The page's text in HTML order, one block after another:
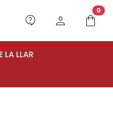
contact_support person shopping_bag
0
LA LLAR